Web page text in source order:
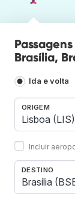
Brasília,
Ida e volta
ORIGEM
Incluir
DESTINO